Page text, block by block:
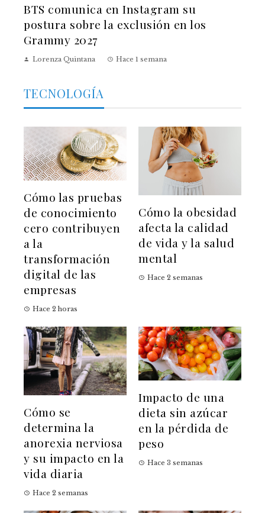
BTS comunica en Instagram su
postura sobre la exclusión en los
Grammy 2027
Lorenza Quintana Hace 1 semana
TECNOLOGÍA
Cómo las pruebas
de conocimiento
cero contribuyen
a la
transformación
digital de las
empresas
Hace 2 horas
Cómo la obesidad
afecta la calidad
de vida y la salud
mental
Hace 2 semanas
Cómo se
determina la
anorexia nerviosa
y su impacto en la
vida diaria
Hace 2 semanas
Impacto de una
dieta sin azúcar
en la pérdida de
peso
Hace 3 semanas